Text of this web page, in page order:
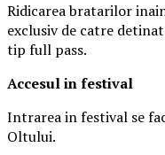
Ridicarea bratarilor
exclusiv de catre
tip full pass.
Accesul in festival
Intrarea in festival se
Oltului.